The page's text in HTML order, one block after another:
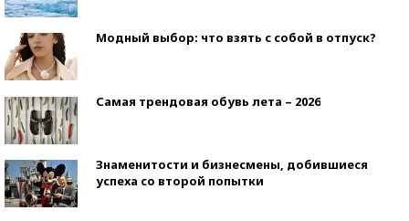
Модный выбор: что взять с собой в отпуск?
Самая трендовая обувь лета – 2026
Знаменитости и бизнесмены, добившиеся
успеха со второй попытки